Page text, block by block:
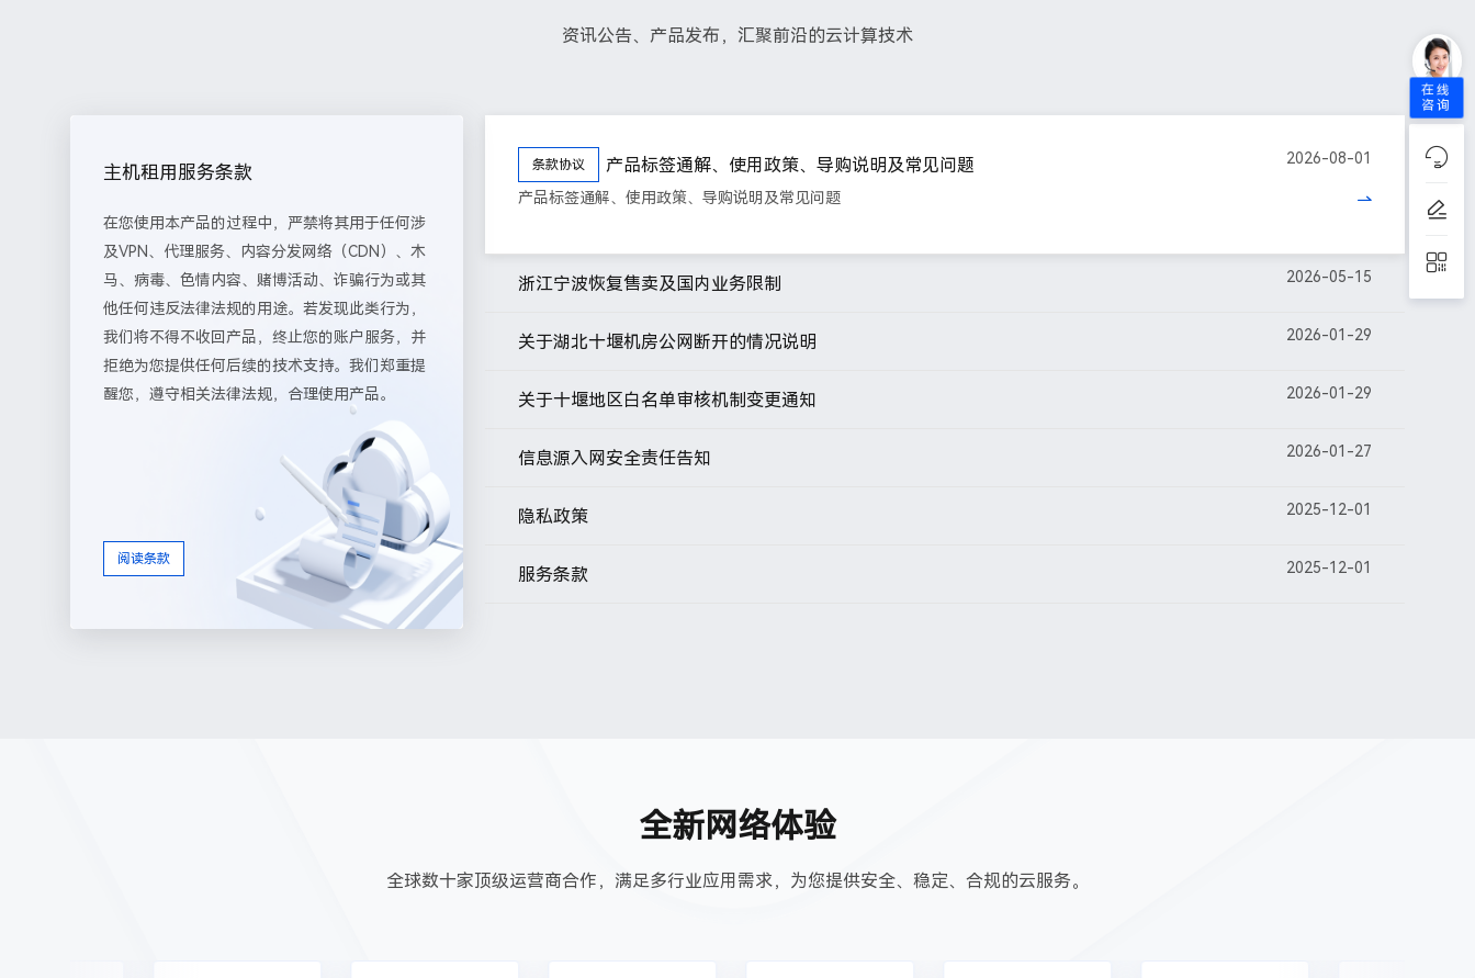
资讯公告、产品发布，汇聚前沿的云计算技术
主机租用服务条款
在您使用本产品的过程中，严禁将其用于任何涉
及VPN、代理服务、内容分发网络（CDN）、木
马、病毒、色情内容、赌博活动、诈骗行为或其
他任何违反法律法规的用途。若发现此类行为，
我们将不得不收回产品，终止您的账户服务，并
拒绝为您提供任何后续的技术支持。我们郑重提
醒您，遵守相关法律法规，合理使用产品。
阅读条款
条款协议 产品标签通解、使用政策、导购说明及常见问题 2026-08-01
产品标签通解、使用政策、导购说明及常见问题
浙江宁波恢复售卖及国内业务限制 2026-05-15
关于湖北十堰机房公网断开的情况说明 2026-01-29
关于十堰地区白名单审核机制变更通知 2026-01-29
信息源入网安全责任告知 2026-01-27
隐私政策 2025-12-01
服务条款 2025-12-01
全新网络体验
全球数十家顶级运营商合作，满足多行业应用需求，为您提供安全、稳定、合规的云服务。
在线
咨询